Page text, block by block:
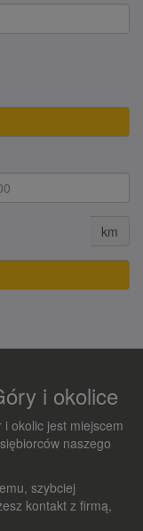
km
i okolice
okolic jest miejscem
naszego
szybciej
kontakt z firmą,